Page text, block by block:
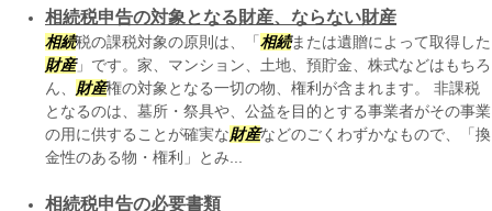
相続税申告の対象となる財産、ならない財産
相続税の課税対象の原則は、「 相続または遺贈によって取得した
財産」です。家、マンション、土地、預貯金、株式などはもちろ
ん、 財産権の対象となる一切の物、権利が含まれます。 非課税
となるのは、墓所・祭具や、公益を目的とする事業者がその事業
の用に供することが確実な財産などのごくわずかなもので、「換
金性のある物・権利」とみ...
相続税申告の必要書類